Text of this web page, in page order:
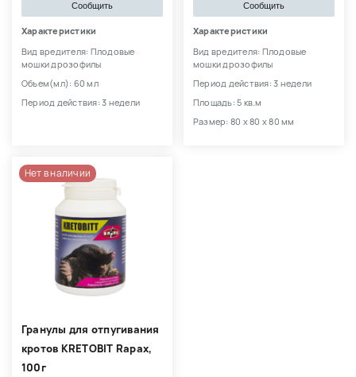
Сообщить
Характеристики
Вид вредителя: Плодовые
мошки дрозофилы
Объем(мл): 60 мл
Период действия: 3 недели
Сообщить
Характеристики
Вид вредителя: Плодовые
мошки дрозофилы
Период действия: 3 недели
Площадь: 5 кв.м
Размер: 80 х 80 х 80 мм
Нет в наличии
Гранулы для отпугивания
кротов KRETOBIT Rapax,
100г